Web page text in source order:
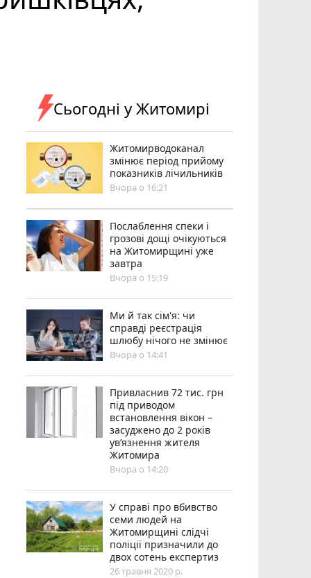
Сьогодні у Житомирі
Житомирводоканал
змінює період прийому
показників лічильників
Вчора о 16:21
Послаблення спеки і
грозові дощі очікуються
на Житомирщині уже
завтра
Вчора о 15:19
Ми й так сім'я: чи
справді реєстрація
шлюбу нічого не змінює
Вчора о 14:41
Привласнив 72 тис. грн
під приводом
встановлення вікон –
засуджено до 2 років
ув’язнення жителя
Житомира
Вчора о 14:20
У справі про вбивство
семи людей на
Житомирщині слідчі
поліції призначили до
двох сотень експертиз
26 травня 2020 р.